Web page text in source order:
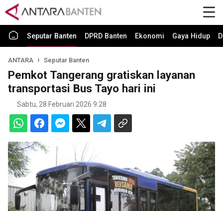
Seputar Banten DPRD Banten Ekonomi Gaya Hidup
ANTARA Seputar Banten
Pemkot Tangerang gratiskan layanan
transportasi Bus Tayo hari ini
Sabtu, 28 Februari 2026 9:28